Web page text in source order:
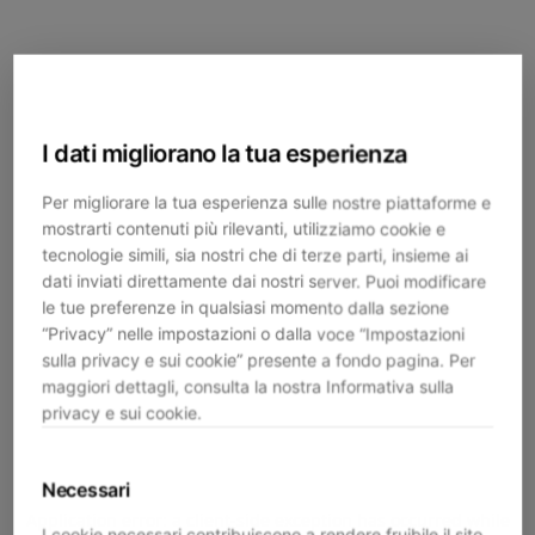
I dati migliorano la tua esperienza
Per migliorare la tua esperienza sulle nostre piattaforme e
mostrarti contenuti più rilevanti, utilizziamo cookie e
tecnologie simili, sia nostri che di terze parti, insieme ai
dati inviati direttamente dai nostri server. Puoi modificare
le tue preferenze in qualsiasi momento dalla sezione
“Privacy” nelle impostazioni o dalla voce “Impostazioni
sulla privacy e sui cookie” presente a fondo pagina. Per
maggiori dettagli, consulta la nostra Informativa sulla
privacy e sui cookie.
Necessari